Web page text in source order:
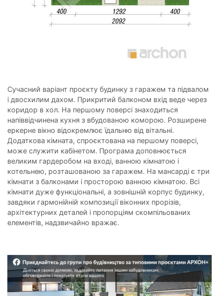
Сучасний варіант проєкту будинку з гаражем та підвалом
і двосхилим дахом. Прикритий балконом вхід веде через
коридор в хол. На першому поверсі знаходиться
напіввідчинена кухня з вбудованою коморою. Розширене
еркерне вікно відокремлює їдальню від вітальні.
Додаткова кімната, спроєктована на першому поверсі,
може служити кабінетом. Програма доповнюється
великим гардеробом на вході, ванною кімнатою і
котельнею, розташованою за гаражем. На мансарді є три
кімнати з балконами і просторою ванною кімнатою. Всі
кімнати дуже функціональні, а зовнішній корпус будинку,
завдяки гармонійній композиції віконних прорізів,
архітектурних деталей і пропорціям скомпільованих
елементів, надзвичайно вражає.